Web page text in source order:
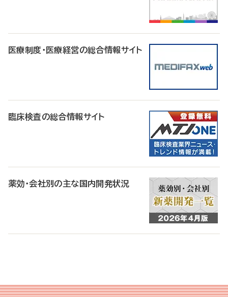
医療制度・医療経営の総合情報サイト
臨床検査の総合情報サイト
薬効・会社別の主な国内開発状況